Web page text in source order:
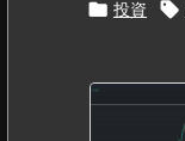
 投資 